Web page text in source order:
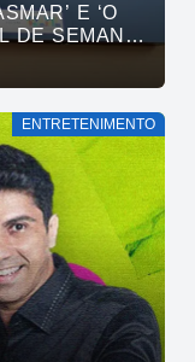
E ‘O
DE SEMANA
ENTRETENIMENTO